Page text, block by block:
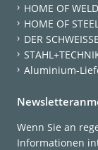
HOME OF
HOME OF STEEL
DER
Aluminium-
Wenn Sie an
Informationen